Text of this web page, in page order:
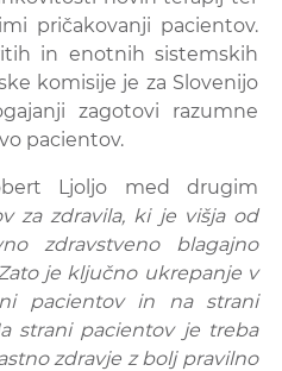
pričakovanji pacientov.
in enotnih sistemskih
komisije je za Slovenijo
zagotovi razumne
pacientov.
Ljoljo med drugim
za zdravila, ki je višja od
zdravstveno blagajno
je ključno ukrepanje v
pacientov in na strani
strani pacientov je treba
zdravje z bolj pravilno